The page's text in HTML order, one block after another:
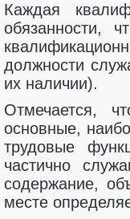
Каждая
обязанности,
должности
их наличии).
Отмечается,
основные,
трудовые
частично
содержание,
месте